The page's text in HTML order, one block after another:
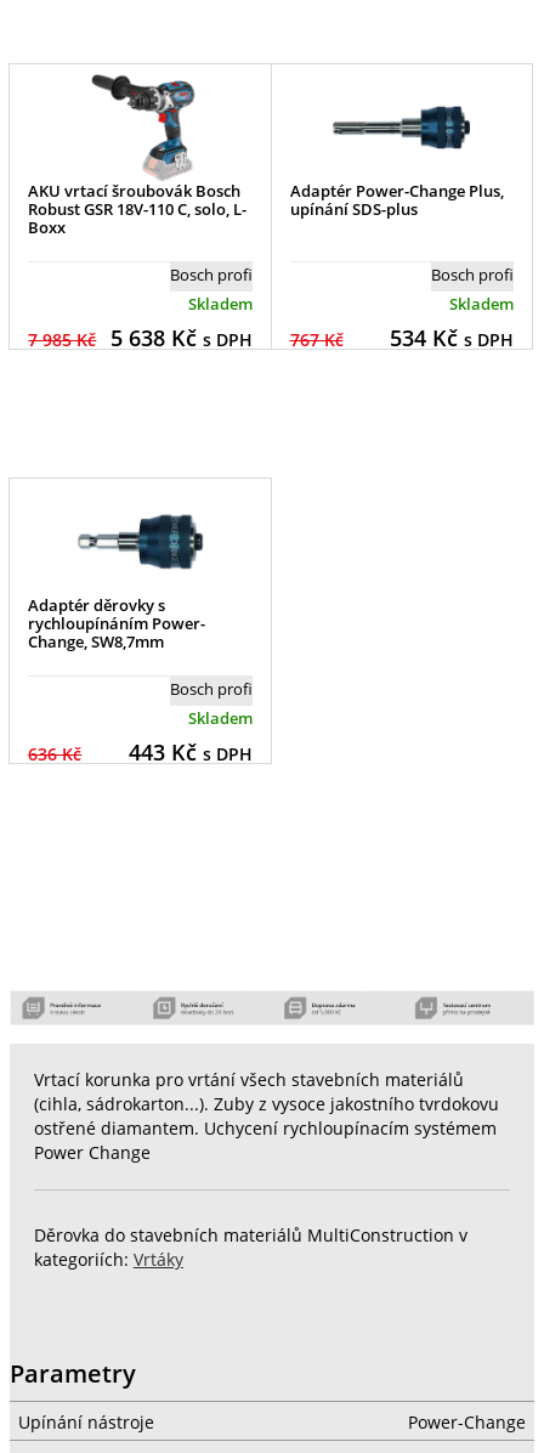
AKU vrtací šroubovák Bosch
Robust GSR 18V-110 C, solo, L-
Boxx
Bosch profi
Skladem
7 985 Kč 5 638Kč s DPH
Adaptér Power-Change Plus,
upínání SDS-plus
Bosch profi
Skladem
767 Kč 534Kč s DPH
Adaptér děrovky s
rychloupínáním Power-
Change, SW8,7mm
Bosch profi
Skladem
636 Kč 443Kč s DPH
Vrtací korunka pro vrtání všech stavebních materiálů
(cihla, sádrokarton...). Zuby z vysoce jakostního tvrdokovu
ostřené diamantem. Uchycení rychloupínacím systémem
Power Change
Děrovka do stavebních materiálů MultiConstruction v
kategoriích: Vrtáky
Parametry
Upínání nástroje
Power-Change